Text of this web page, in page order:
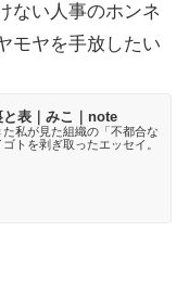
ない人事のホンネ
モヤを手放したい
表｜みこ｜note
私が見た組織の「不都合な
トを剥ぎ取ったエッセイ。